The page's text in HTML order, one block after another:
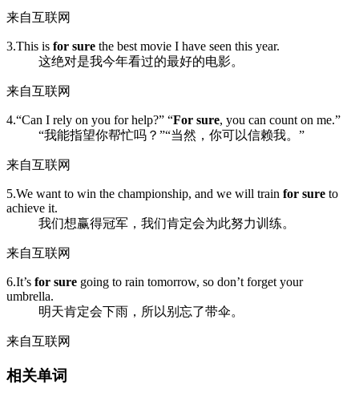
来自互联网
3.This is for sure the best movie I have seen this year.
这绝对是我今年看过的最好的电影。
来自互联网
4.“Can I rely on you for help?” “For sure, you can count on me.”
“我能指望你帮忙吗？”“当然，你可以信赖我。”
来自互联网
5.We want to win the championship, and we will train for sure to
achieve it.
我们想赢得冠军，我们肯定会为此努力训练。
来自互联网
6.It’s for sure going to rain tomorrow, so don’t forget your
umbrella.
明天肯定会下雨，所以别忘了带伞。
来自互联网
相关单词